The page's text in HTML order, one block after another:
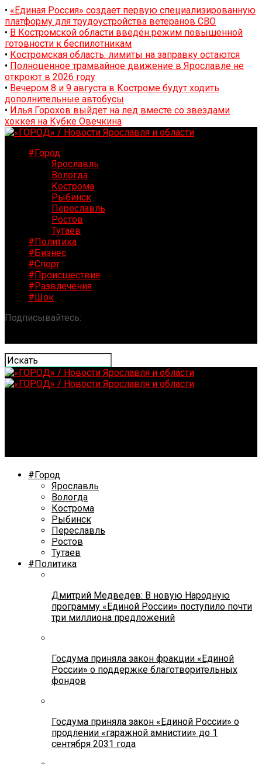
• «Единая Россия» создает первую специализированную
платформу для трудоустройства ветеранов СВО
• В Костромской области введён режим повышенной
готовности к беспилотникам
• Костромская область: лимиты на заправку остаются
• Полноценное трамвайное движение в Ярославле не
откроют в 2026 году
• Вечером 8 и 9 августа в Костроме будут ходить
дополнительные автобусы
• Илья Горохов выйдет на лед вместе со звездами
хоккея на Кубке Овечкина
#Город
Ярославль
Вологда
Кострома
Рыбинск
Переславль
Ростов
Тутаев
#Политика
#Бизнес
#Спорт
#Происшествия
#Развлечения
#Шок
Подписывайтесь:
#Город
Ярославль
Вологда
Кострома
Рыбинск
Переславль
Ростов
Тутаев
#Политика
Дмитрий Медведев: В новую Народную
программу «Единой России» поступило почти
три миллиона предложений
Госдума приняла закон фракции «Единой
России» о поддержке благотворительных
фондов
Госдума приняла закон «Единой России» о
продлении «гаражной амнистии» до 1
сентября 2031 года